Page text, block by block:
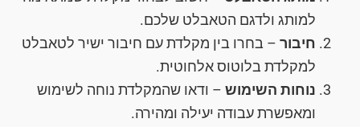
למותג ולדגם הטאבלט שלכם.
חיבור – בחרו בין מקלדת עם חיבור ישיר לטאבלט
למקלדת בלוטוס אלחוטית.
נוחות השימוש – ודאו שהמקלדת נוחה לשימוש
ומאפשרת עבודה יעילה ומהירה.